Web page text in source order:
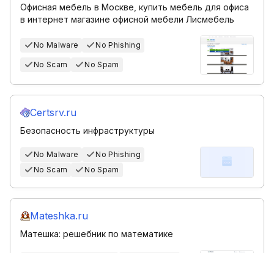
Офисная мебель в Москве, купить мебель для офиса
в интернет магазине офисной мебели Лисмебель
No Malware No Phishing
No Scam No Spam
Certsrv.ru
Безопасность инфраструктуры
No Malware
No Phishing
No Scam
No Spam
Mateshka.ru
Матешка: решебник по математике